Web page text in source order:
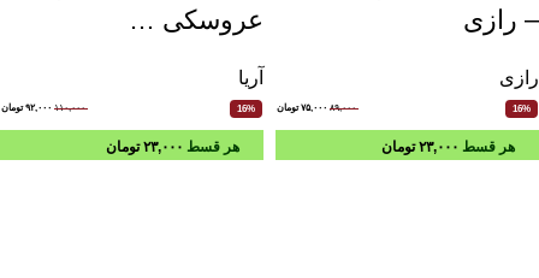
– رازی
رازی
16% ۸۹,۰۰۰ ۷۵,۰۰۰ تومان
عروسکی …
آریا
16% ۱۱۰,۰۰۰ ۹۲,۰۰۰ تومان
هر قسط ۲۳,۰۰۰ تومان هر قسط ۲۳,۰۰۰ تومان